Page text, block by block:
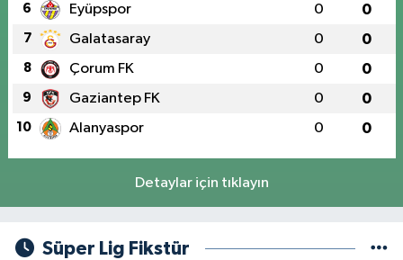
6 Eyüpspor 0 0
7 Galatasaray 0 0
8 Çorum FK 0 0
9 Gaziantep FK 0 0
10 Alanyaspor 0 0
Detaylar için tıklayın
Süper Lig Fikstür